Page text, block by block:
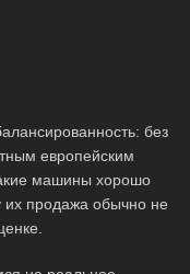
без
европейским
машины хорошо
их продажа обычно не